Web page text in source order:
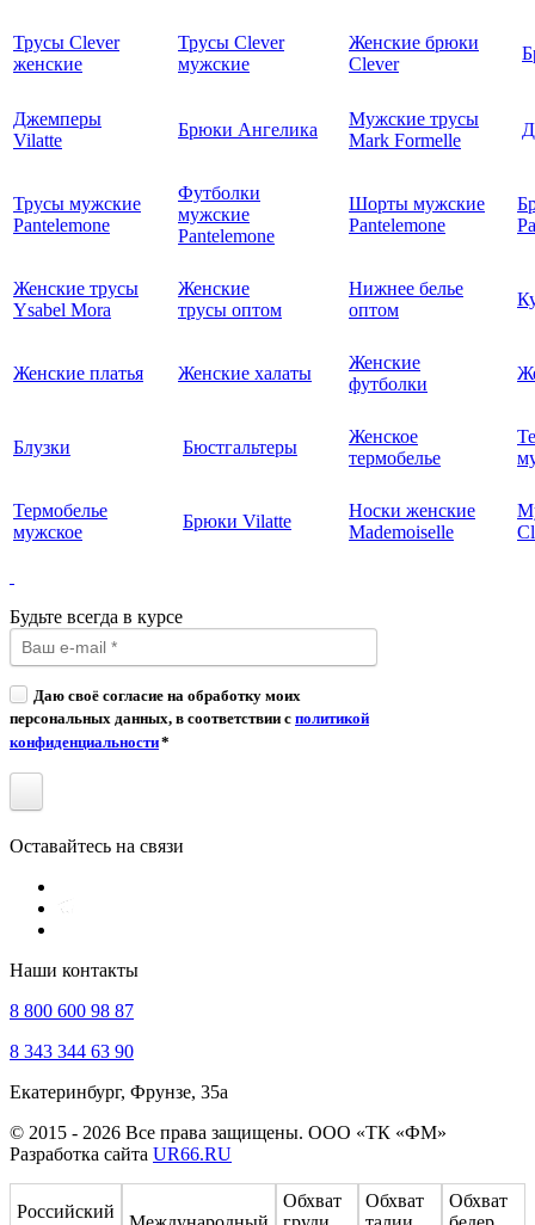
Трусы Clever
женские
Трусы Clever
мужские
Женские брюки
Clever
Джемперы
Vilatte
Брюки Ангелика
Мужские трусы
Mark Formelle
Трусы мужские
Pantelemone
Футболки
мужские
Pantelemone
Шорты мужские
Pantelemone
Женские трусы
Ysabel Mora
Женские
трусы оптом
Нижнее белье
оптом
Женские платья Женские халаты
Женские
футболки
Блузки Бюстгальтеры
Женское
термобелье
Термобелье
мужское
Брюки Vilatte
Носки женские
Mademoiselle
Будьте всегда в курсе
Даю своё согласие на обработку моих
персональных данных, в соответствии с политикой
конфиденциальности*
Оставайтесь на связи
Наши контакты
8 800 600 98 87
8 343 344 63 90
Екатеринбург, Фрунзе, 35а
© 2015 - 2026 Все права защищены. ООО «ТК «ФМ»
Разработка сайта UR66.RU
Российский
Обхват
Обхват
Обхват